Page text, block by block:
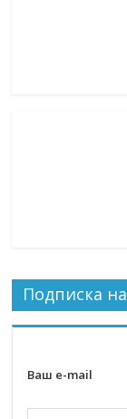
Подписка
Ваш e-mail